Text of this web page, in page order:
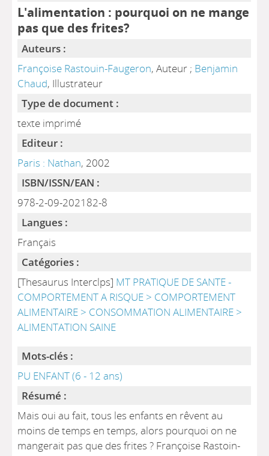
L'alimentation : pourquoi on ne mange
pas que des frites?
Auteurs :
Françoise Rastouin-Faugeron, Auteur ; Benjamin
Chaud, Illustrateur
Type de document :
texte imprimé
Editeur :
Paris : Nathan, 2002
ISBN/ISSN/EAN :
978-2-09-202182-8
Langues :
Français
Catégories :
[Thesaurus Interclps] MT PRATIQUE DE SANTE -
COMPORTEMENT A RISQUE > COMPORTEMENT
ALIMENTAIRE > CONSOMMATION ALIMENTAIRE >
ALIMENTATION SAINE
Mots-clés :
PU ENFANT (6 - 12 ans)
Résumé :
Mais oui au fait, tous les enfants en rêvent au
moins de temps en temps, alors pourquoi on ne
mangerait pas que des frites ? Françoise Rastoin-